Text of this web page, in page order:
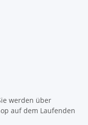
werden über
auf dem Laufenden